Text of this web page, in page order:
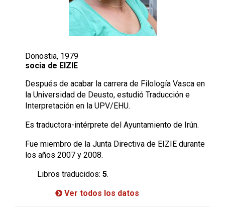
Donostia, 1979
socia de EIZIE
Después de acabar la carrera de Filología Vasca en
la Universidad de Deusto, estudió Traducción e
Interpretación en la UPV/EHU.
Es traductora-intérprete del Ayuntamiento de Irún.
Fue miembro de la Junta Directiva de EIZIE durante
los años 2007 y 2008.
Libros traducidos: 5.
Ver todos los datos